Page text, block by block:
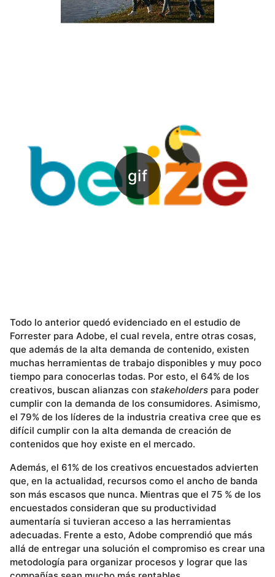
Todo lo anterior quedó evidenciado en el estudio de
Forrester para Adobe, el cual revela, entre otras cosas,
que además de la alta demanda de contenido, existen
muchas herramientas de trabajo disponibles y muy poco
tiempo para conocerlas todas. Por esto, el 64% de los
creativos, buscan alianzas con stakeholders para poder
cumplir con la demanda de los consumidores. Asimismo,
el 79% de los líderes de la industria creativa cree que es
difícil cumplir con la alta demanda de creación de
contenidos que hoy existe en el mercado.
Además, el 61% de los creativos encuestados advierten
que, en la actualidad, recursos como el ancho de banda
son más escasos que nunca. Mientras que el 75 % de los
encuestados consideran que su productividad
aumentaría si tuvieran acceso a las herramientas
adecuadas. Frente a esto, Adobe comprendió que más
allá de entregar una solución el compromiso es crear una
metodología para organizar procesos y lograr que las